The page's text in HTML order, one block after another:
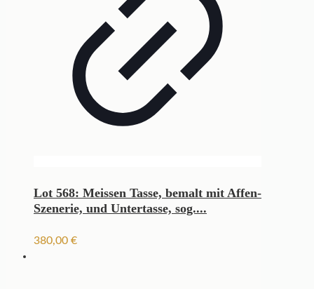
Lot 568: Meissen Tasse, bemalt mit Affen-
Szenerie, und Untertasse, sog....
380,00 €